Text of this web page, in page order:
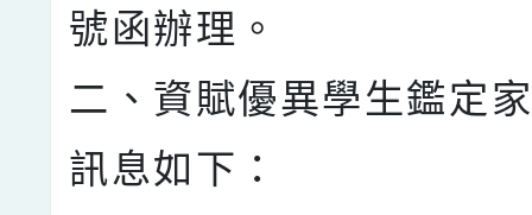
號函辦理。
二、資賦優異學生鑑定
訊息如下：